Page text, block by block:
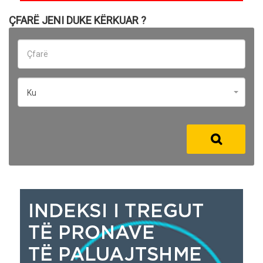
ÇFARË JENI DUKE KËRKUAR ?
Ku